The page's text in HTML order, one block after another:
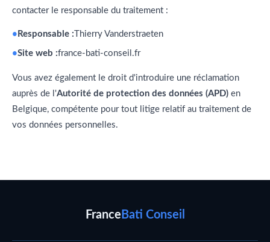
contacter le responsable du traitement :
Responsable : Thierry Vanderstraeten
Site web :france-bati-conseil.fr
Vous avez également le droit d'introduire une réclamation
auprès de l'Autorité de protection des données (APD) en
Belgique, compétente pour tout litige relatif au traitement de
vos données personnelles.
France Bati Conseil